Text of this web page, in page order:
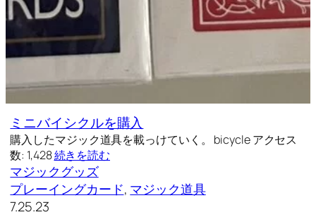
ミニバイシクルを購入
購入したマジック道具を載っけていく。 bicycle アクセス
数: 1,428続きを読む
マジックグッズ
プレーイングカード, マジック道具
7.25.23